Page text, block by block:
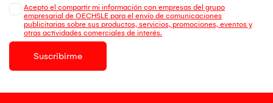
Acepto el compartir mi información con empresas del grupo
empresarial de OECHSLE para el envío de comunicaciones
publicitarias sobre sus productos, servicios, promociones, eventos y
otras actividades comerciales de interés.
Suscribirme